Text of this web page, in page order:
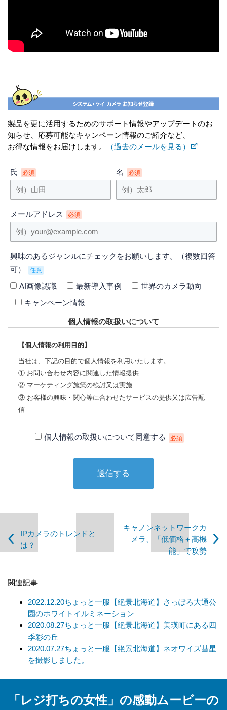
製品を更に活用するためのサポート情報やアップデートのお
知らせ、応募可能なキャンペーン情報のご紹介など、
お得な情報をお届けします。
（過去のメールを見る）
氏 必須 名 必須
メールアドレス 必須
興味のあるジャンルにチェックをお願いします。（複数回答
可）
任意
AI画像認識 最新導入事例
世界のカメラ動向
キャンペーン情報
個人情報の取扱いについて
【個人情報の利用目的】
当社は、下記の目的で個人情報を利用いたします。
① お問い合わせ内容に関連した情報提供
② マーケティング施策の検討又は実施
③ お客様の興味・関心等に合わせたサービスの提供又は広告配
信
当社は、下記の場合を除いて個人情報を第三者に提供すること
（この場合においても、適切な社内手続を経て行います）
【個人情報の取扱いを委託する場合について】
当社は、利用目的の達成に必要な範囲内において個人情報の取
扱いを第三者に委託する場合があります。この場合、法令及び
す。委託先に対しては個人情報の適切な取扱いを監督指導しま
す。
【個人情報の開示等の請求について】
当社は、開示対象個人情報の「利用目的の通知」「開示」「訂
正、追加、削除」「利用又は提供の拒否」の請求に応じており
ます。
【個人情報提供の任意性及びその結果について】
個人情報の取扱いについて同意する 必須
IPカメラのトレンドと
は？
キャノンネットワークカ
メラ、「低価格＋高機
能」で攻勢
関連記事
2022.12.20ちょっと一服【絶景北海道】さっぽろ大通公
園のホワイトイルミネーション
2020.08.27ちょっと一服【絶景北海道】美瑛町にある四
季彩の丘
2020.07.27ちょっと一服【絶景北海道】ネオワイズ彗星
を撮影しました。
「レジ打ちの女性」の感動ムービーの